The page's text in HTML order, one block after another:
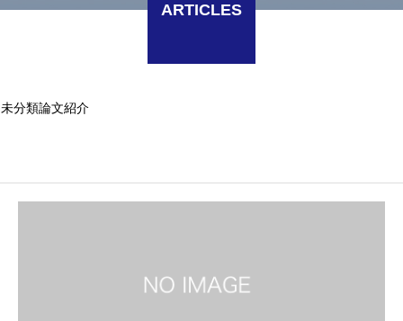
ARTICLES
未分類論文紹介